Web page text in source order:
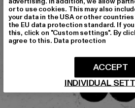
or to use cookies. This may also
your data in the USA or other
the EU data protection standard. If
this, click on "Custom settings". By
agree to this. Data protection
INDIVIDUAL
ACCEPT